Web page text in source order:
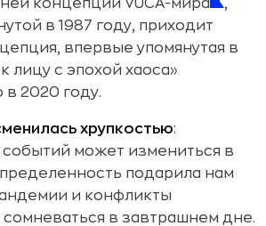
концепции VUCA-мира
,
в 1987 году, приходит
впервые упомянутая в
лицу с эпохой хаоса»
2020 году.
хрупкостью:
может измениться в
подарила нам
и конфликты
сомневаться в завтрашнем дне.